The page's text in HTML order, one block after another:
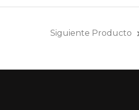
Siguiente Producto